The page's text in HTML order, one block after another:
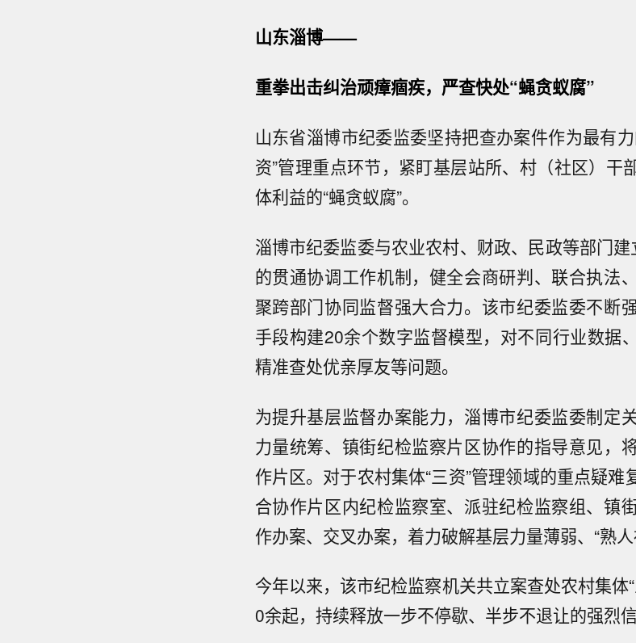
山东淄博——
重拳出击纠治顽瘴痼疾，严查快处“蝇贪蚁腐”
山东省淄博市纪委监委坚持把查办案件作为最有
资”管理重点环节，紧盯基层站所、村（社区）干
体利益的“蝇贪蚁腐”。
淄博市纪委监委与农业农村、财政、民政等部门建
的贯通协调工作机制，健全会商研判、联合执法
聚跨部门协同监督强大合力。该市纪委监委不断
手段构建20余个数字监督模型，对不同行业数据
精准查处优亲厚友等问题。
为提升基层监督办案能力，淄博市纪委监委制定
力量统筹、镇街纪检监察片区协作的指导意见，
作片区。对于农村集体“三资”管理领域的重点疑
合协作片区内纪检监察室、派驻纪检监察组、镇
作办案、交叉办案，着力破解基层力量薄弱、“熟人
今年以来，该市纪检监察机关共立案查处农村集体
0余起，持续释放一步不停歇、半步不退让的强烈信